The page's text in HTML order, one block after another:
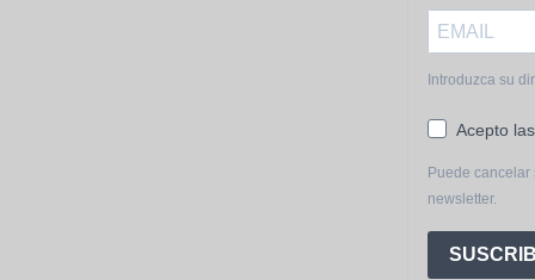
Introduzca su
Acepto
Puede
newsletter.